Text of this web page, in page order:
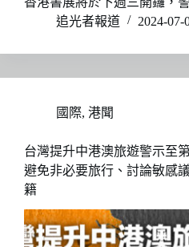
追光者報道
2024-07-
國際, 港聞
台灣提升中港澳旅遊警示至
避免非必要旅行、討論敏感
籍